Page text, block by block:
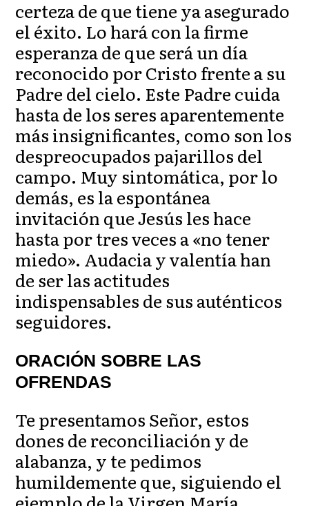
certeza de que tiene ya asegurado
el éxito. Lo hará con la firme
esperanza de que será un día
reconocido por Cristo frente a su
Padre del cielo. Este Padre cuida
hasta de los seres aparentemente
más insignificantes, como son los
despreocupados pajarillos del
campo. Muy sintomática, por lo
demás, es la espontánea
invitación que Jesús les hace
hasta por tres veces a «no tener
miedo». Audacia y valentía han
de ser las actitudes
indispensables de sus auténticos
seguidores.
ORACIÓN SOBRE LAS
OFRENDAS
Te presentamos Señor, estos
dones de reconciliación y de
alabanza, y te pedimos
humildemente que, siguiendo el